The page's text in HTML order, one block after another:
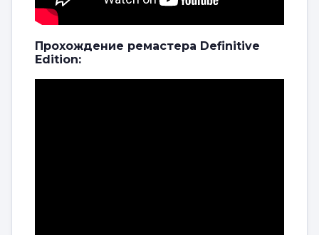
Прохождение ремастера Definitive
Edition: